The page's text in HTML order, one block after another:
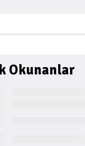
Okunanlar